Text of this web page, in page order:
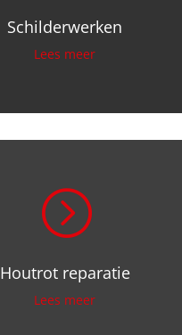
Schilderwerken
Lees meer
=
Houtrot reparatie
Lees meer